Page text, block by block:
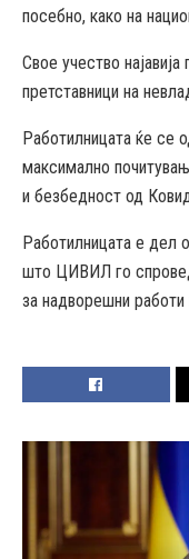
посебно, како на
Свое учество
претставници на
Работилницата ќе се
максимално
и безбедност од
Работилницата е дел
што ЦИВИЛ го
за надворешни работи